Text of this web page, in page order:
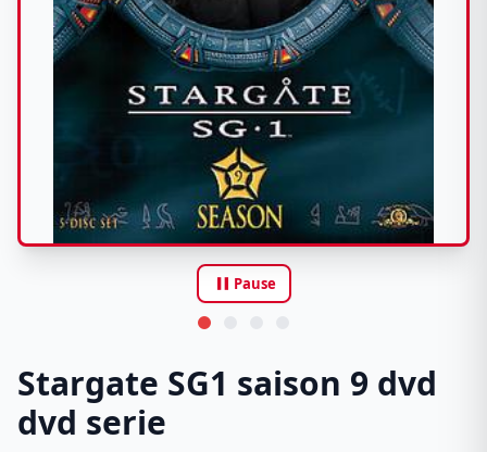
pause Pause
Stargate SG1 saison 9 dvd
dvd serie